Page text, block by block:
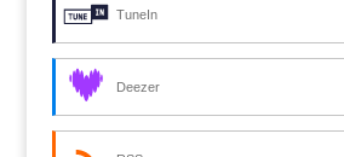
TuneIn
Deezer